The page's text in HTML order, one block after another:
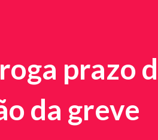
prazo
da greve